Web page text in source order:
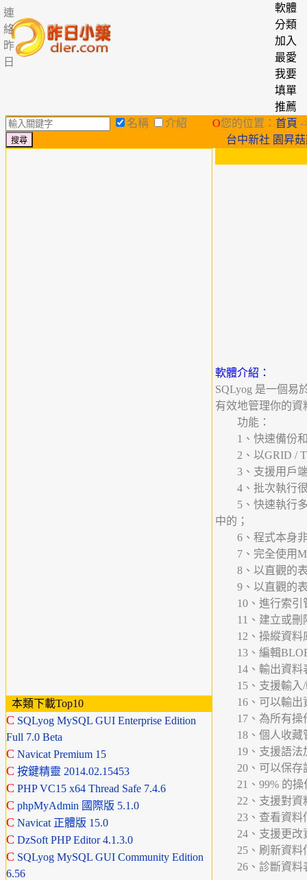
連
絡
昨
日
軟體
分類
加入
最愛
我要
填單
推薦
名稱
介紹 O您的位置： 首頁 -
台中新社 園昇
本類下載Top10
C SQLyog MySQL GUI Enterprise Edition
Full 7.0 Beta
C Navicat Premium 15
C 按鍵精靈 2014.02.15453
C PHP VC15 x64 Thread Safe 7.4.6
C phpMyAdmin 國際版 5.1.0
C Navicat 正體版 15.0
C DzSoft PHP Editor 4.1.3.0
C SQLyog MySQL GUI Community Edition
6.56
軟體介紹：
SQLyog 是一個易
有效地管理你的資
功能：
1、快速備份和
2、以GRID /
3、支援用戶端
4、批次執行很
5、快速執行多
中的；
6、程式本身非
7、完全使用
8、以直觀的表
9、以直觀的表
10、進行索引
11、建立或刪
12、操縱資料
13、編輯BLOB
14、輸出資料
15、支援輸入/
16、可以輸出
17、為所有操
18、個人收藏
19、支援語法
20、可以保存
21、99% 的操
22、支援對資
23、查看資料
24、支援更改資
25、刷新資料
26、診斷資料